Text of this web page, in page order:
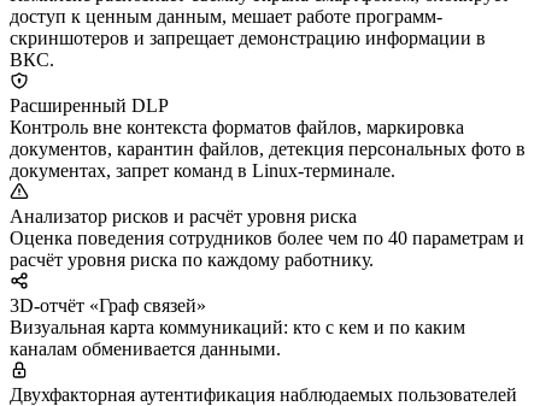
доступ к ценным данным, мешает работе программ-
скриншотеров и запрещает демонстрацию информации в
ВКС.
Расширенный DLP
Контроль вне контекста форматов файлов, маркировка
документов, карантин файлов, детекция персональных фото в
документах, запрет команд в Linux-терминале.
Анализатор рисков и расчёт уровня риска
Оценка поведения сотрудников более чем по 40 параметрам и
расчёт уровня риска по каждому работнику.
3D-отчёт «Граф связей»
Визуальная карта коммуникаций: кто с кем и по каким
каналам обменивается данными.
Двухфакторная аутентификация наблюдаемых пользователей